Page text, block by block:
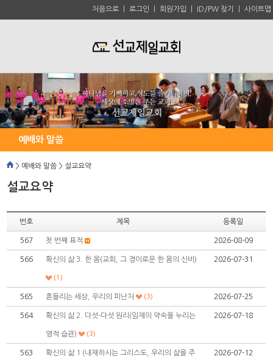
처음으로 로그인 회원가입 ID/PW 찾기 사이트맵
예배와 말씀
설교요약
> 예배와 말씀 > 설교요약
번호 제목 등록일
567 첫 번째 표적 2026-08-09
566 확신의 삶 3. 한 몸(교회, 그 경이로운 한 몸의 신비)
(1)
2026-07-31
565 흔들리는 세상, 우리의 피난처 (3) 2026-07-25
564 확신의 삶 2. 다섯-다섯 원리(임재의 약속을 누리는
영적 습관) (3)
2026-07-18
563 확신의 삶 1 (내재하시는 그리스도, 우리의 삶을 주 2026-07-12